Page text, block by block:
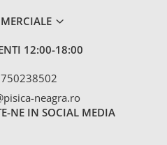
12:00-18:00
neagra.ro
NE IN SOCIAL MEDIA